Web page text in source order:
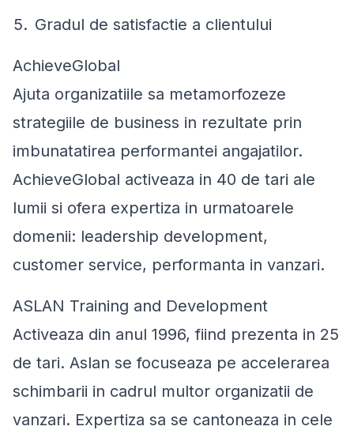
Gradul de satisfactie a clientului
AchieveGlobal
Ajuta organizatiile sa metamorfozeze
strategiile de business in rezultate prin
imbunatatirea performantei angajatilor.
AchieveGlobal activeaza in 40 de tari ale
lumii si ofera expertiza in urmatoarele
domenii: leadership development,
customer service, performanta in vanzari.
ASLAN Training and Development
Activeaza din anul 1996, fiind prezenta in 25
de tari. Aslan se focuseaza pe accelerarea
schimbarii in cadrul multor organizatii de
vanzari. Expertiza sa se cantoneaza in cele